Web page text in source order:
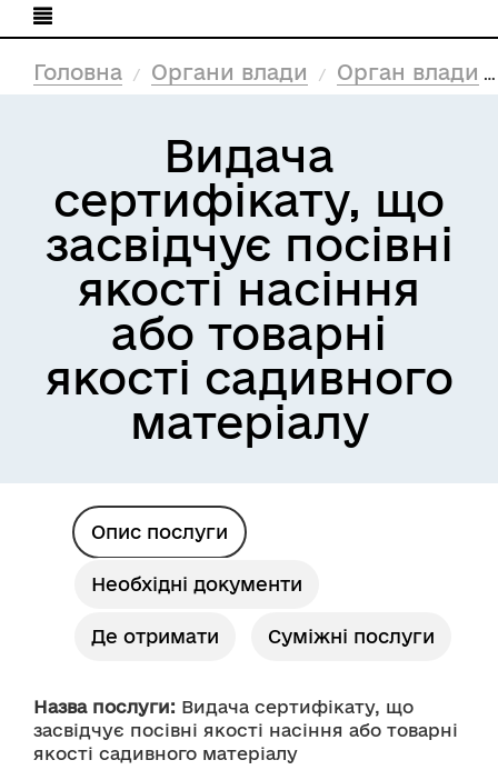
Головна Органи влади Орган влади
Видача
сертифікату, що
засвідчує посівні
якості насіння
або товарні
якості садивного
матеріалу
Опис послуги
Необхідні документи
Де отримати Суміжні послуги
Назва послуги: Видача сертифікату, що
засвідчує посівні якості насіння або товарні
якості садивного матеріалу